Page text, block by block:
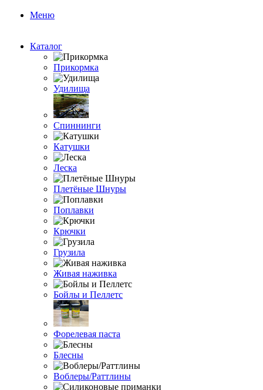
Меню
Каталог
Прикормка
Удилища
Спиннинги
Катушки
Леска
Плетёные Шнуры
Поплавки
Крючки
Грузила
Живая наживка
Бойлы и Пеллетс
Форелевая паста
Блесны
Воблеры/Раттлины